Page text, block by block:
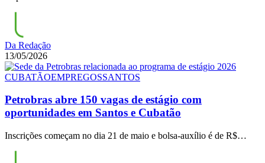
Da Redação
13/05/2026
CUBATÃOEMPREGOSSANTOS
Petrobras abre 150 vagas de estágio com
oportunidades em Santos e Cubatão
Inscrições começam no dia 21 de maio e bolsa-auxílio é de R$…